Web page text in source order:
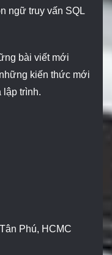
ngữ truy vấn SQL
bài viết mới
kiến thức mới
lập trình.
Phú, HCMC